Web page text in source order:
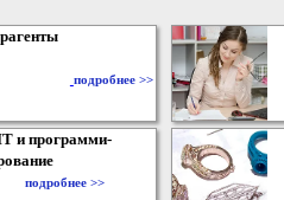
подробнее >>
и программи-
подробнее >>